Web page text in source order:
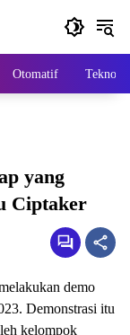
Otomatif Tekno
yang
Ciptaker
demo
Demonstrasi itu
kelompok